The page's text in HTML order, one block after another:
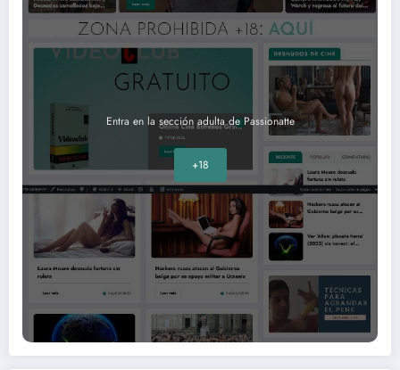
Entra en la sección adulta de Passionatte
+18